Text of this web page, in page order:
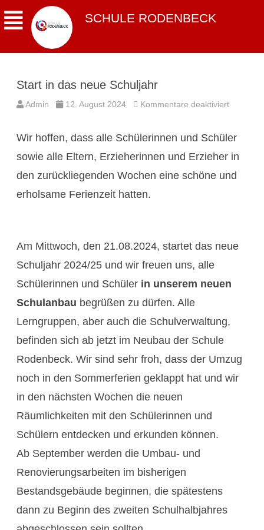
SCHULE RODENBECK
Start in das neue Schuljahr
Admin 12. August 2024 Kommentare deaktiviertfür
neue
Wir hoffen, dass alle Schülerinnen und Schüler
sowie alle Eltern, Erzieherinnen und Erzieher in
den zurückliegenden Wochen eine schöne und
erholsame Ferienzeit hatten.
Am Mittwoch, den 21.08.2024, startet das neue
Schuljahr 2024/25 und wir freuen uns, alle
Schülerinnen und Schüler in unserem neuen
Schulanbau begrüßen zu dürfen. Alle
Lerngruppen, aber auch die Schulverwaltung,
befinden sich ab jetzt im Neubau der Schule
Rodenbeck. Wir sind sehr froh, dass der Umzug
noch in den Sommerferien geklappt hat und wir
in den nächsten Wochen die neuen
Räumlichkeiten mit den Schülerinnen und
Schülern entdecken und erkunden können.
Ab September werden die Umbau- und
Renovierungsarbeiten im bisherigen
Bestandsgebäude beginnen, die spätestens
dann zu Beginn des zweiten Schulhalbjahres